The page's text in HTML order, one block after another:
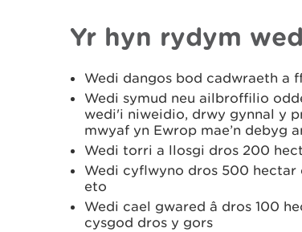
Yr hyn rydym
Wedi dangos bod cadwraeth a
Wedi symud neu ailbroffilio
wedi'i niweidio, drwy gynnal y
mwyaf yn Ewrop mae’n debyg
Wedi torri a llosgi dros 200
Wedi cyflwyno dros 500 hectar
eto
Wedi cael gwared â dros 100
cysgod dros y gors